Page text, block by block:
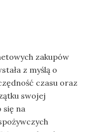
zakupów
z myślą o
czasu oraz
swojej
się na